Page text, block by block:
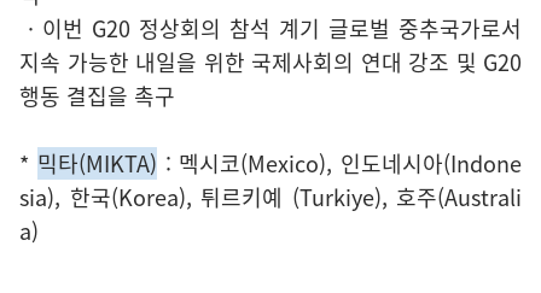
· 이번 G20 정상회의 참석 계기 글로벌 중추국가로서
지속 가능한 내일을 위한 국제사회의 연대 강조 및 G20
행동 결집을 촉구
* 믹타(MIKTA) : 멕시코(Mexico), 인도네시아(Indone
sia), 한국(Korea), 튀르키예 (Turkiye), 호주(Australi
a)